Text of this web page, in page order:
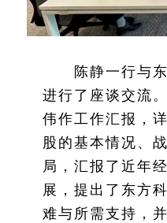
陈静一行与
进行了座谈交流
伟作工作汇报，
股的基本情况、
局，汇报了近年
展，提出了东方
难与所需支持，